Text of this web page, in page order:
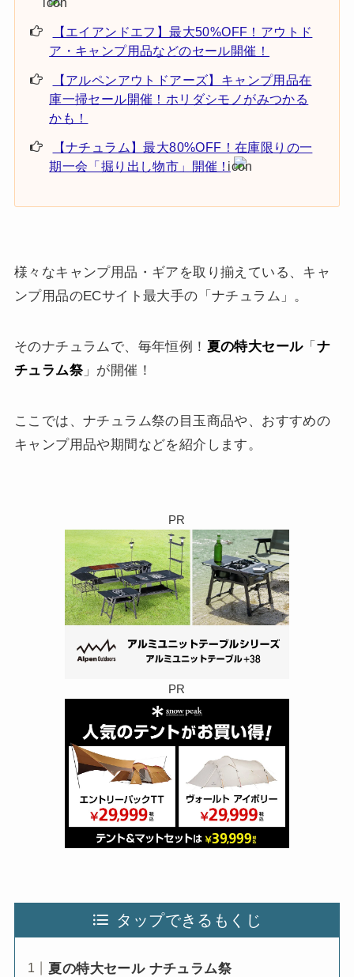
【エイアンドエフ】最大50%OFF！アウトド
ア・キャンプ用品などのセール開催！
【アルペンアウトドアーズ】キャンプ用品在
庫一掃セール開催！ホリダシモノがみつかる
かも！
【ナチュラム】最大80%OFF！在庫限りの一
期一会「掘り出し物市」開催！
様々なキャンプ用品・ギアを取り揃えている、キャ
ンプ用品のECサイト最大手の「ナチュラム」。
そのナチュラムで、毎年恒例！ 夏の特大セール「 ナ
チュラム祭」が開催！
ここでは、ナチュラム祭の目玉商品や、おすすめの
キャンプ用品や期間などを紹介します。
PR
PR
タップできるもくじ
夏の特大セール ナチュラム祭